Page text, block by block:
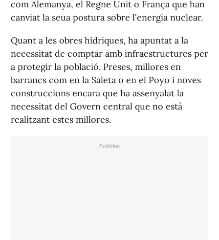
com Alemanya, el Regne Unit o França que han
canviat la seua postura sobre l'energia nuclear.
Quant a les obres hídriques, ha apuntat a la
necessitat de comptar amb infraestructures per
a protegir la població. Preses, millores en
barrancs com en la Saleta o en el Poyo i noves
construccions encara que ha assenyalat la
necessitat del Govern central que no està
realitzant estes millores.